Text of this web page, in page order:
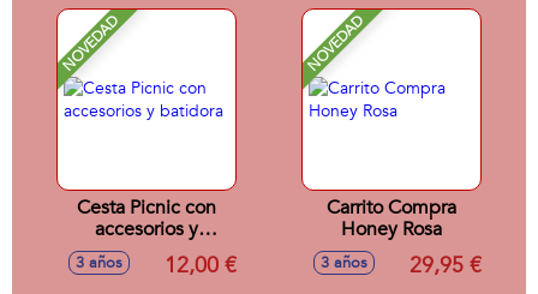
NOVEDAD
Cesta Picnic con
accesorios y
batidora
3 años 12,00 €
NOVEDAD
Carrito Compra
Honey Rosa
3 años 29,95 €